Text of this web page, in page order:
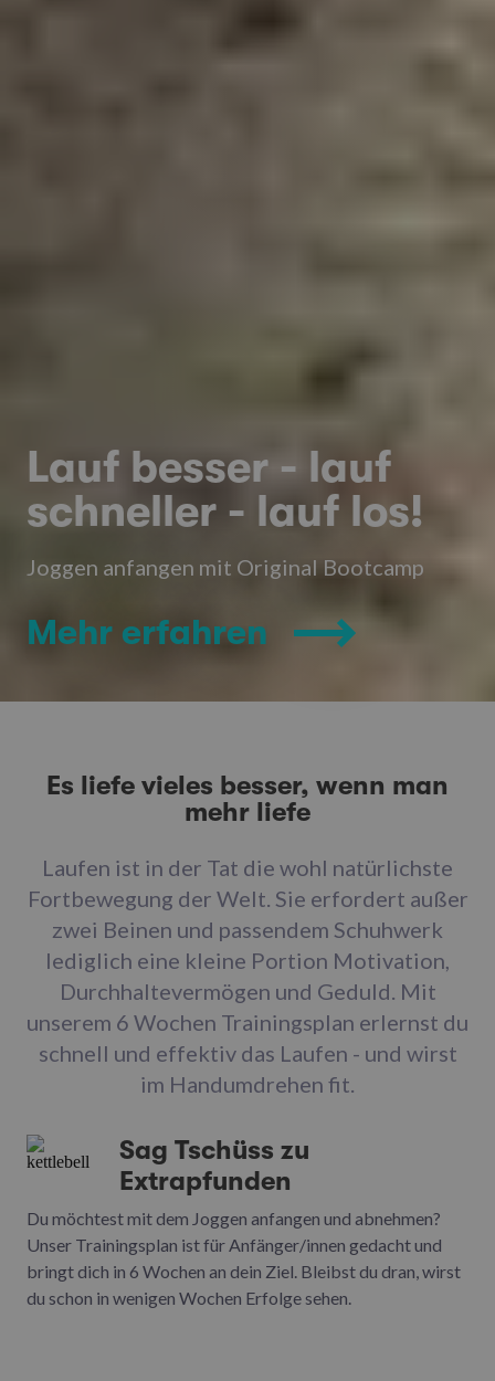
Lauf besser - lauf
schneller - lauf los!
Joggen anfangen mit Original Bootcamp
Mehr erfahren
Es liefe vieles besser, wenn man
mehr liefe
Laufen ist in der Tat die wohl natürlichste
Fortbewegung der Welt. Sie erfordert außer
zwei Beinen und passendem Schuhwerk
lediglich eine kleine Portion Motivation,
Durchhaltevermögen und Geduld. Mit
unserem 6 Wochen Trainingsplan erlernst du
schnell und effektiv das Laufen - und wirst
im Handumdrehen fit.
Sag Tschüss zu
Extrapfunden
Du möchtest mit dem Joggen anfangen und abnehmen?
Unser Trainingsplan ist für Anfänger/innen gedacht und
bringt dich in 6 Wochen an dein Ziel. Bleibst du dran, wirst
du schon in wenigen Wochen Erfolge sehen.